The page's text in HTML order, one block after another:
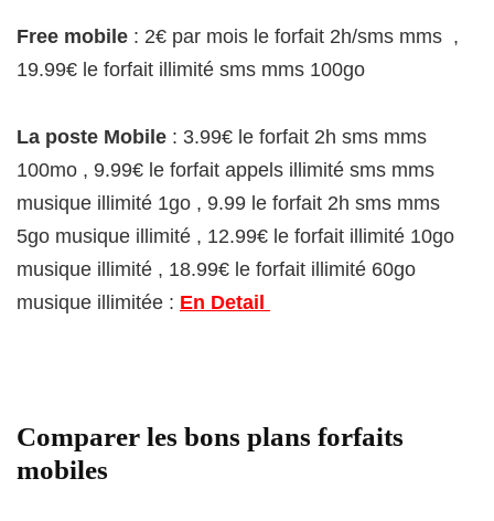
Free mobile : 2€ par mois le forfait 2h/sms mms ,
19.99€ le forfait illimité sms mms 100go
La poste Mobile : 3.99€ le forfait 2h sms mms
100mo , 9.99€ le forfait appels illimité sms mms
musique illimité 1go , 9.99 le forfait 2h sms mms
5go musique illimité , 12.99€ le forfait illimité 10go
musique illimité , 18.99€ le forfait illimité 60go
musique illimitée : En Detail
Comparer les bons plans forfaits
mobiles